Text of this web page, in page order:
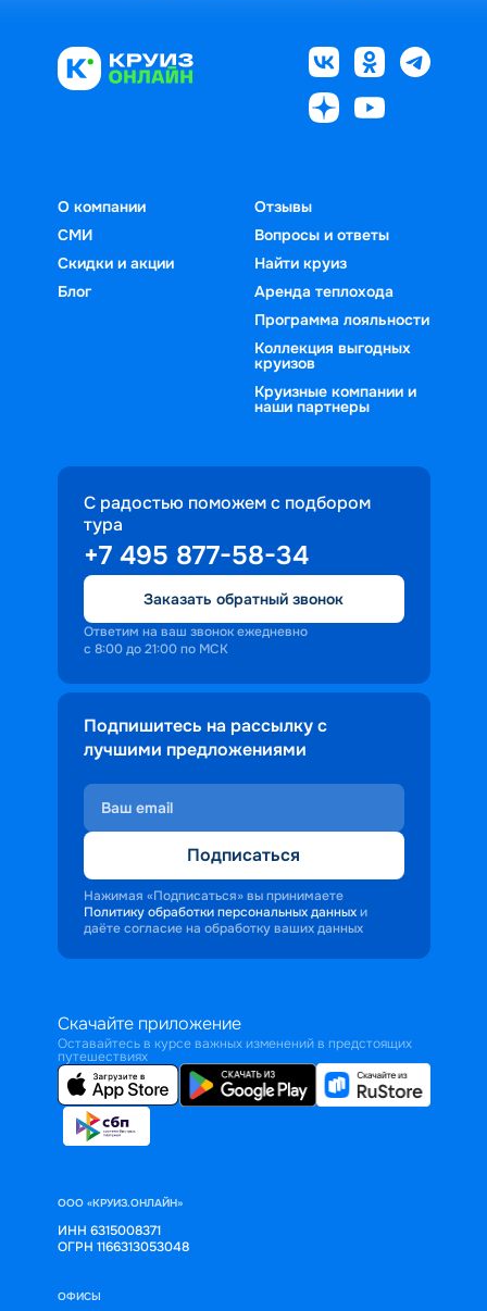
О компании
СМИ
Скидки и акции
Блог
Отзывы
Вопросы и ответы
Найти круиз
Аренда теплохода
Программа лояльности
Коллекция выгодных
круизов
Круизные компании и
наши партнеры
С радостью поможем с подбором
тура
+7 495 877-58-34
Заказать обратный звонок
Ответим на ваш звонок ежедневно
с 8:00 до 21:00 по МСК
Подпишитесь на рассылку с
лучшими предложениями
Подписаться
Нажимая «Подписаться» вы принимаете
Политику обработки персональных данных и
даёте согласие на обработку ваших данных
Скачайте приложение
Оставайтесь в курсе важных изменений в предстоящих
путешествиях
ООО «КРУИЗ.ОНЛАЙН»
ИНН 6315008371
ОГРН 1166313053048
ОФИСЫ